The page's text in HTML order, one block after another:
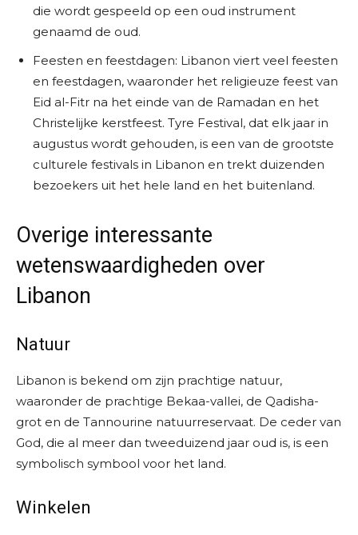
die wordt gespeeld op een oud instrument
genaamd de oud.
Feesten en feestdagen: Libanon viert veel feesten
en feestdagen, waaronder het religieuze feest van
Eid al-Fitr na het einde van de Ramadan en het
Christelijke kerstfeest. Tyre Festival, dat elk jaar in
augustus wordt gehouden, is een van de grootste
culturele festivals in Libanon en trekt duizenden
bezoekers uit het hele land en het buitenland.
Overige interessante
wetenswaardigheden over
Libanon
Natuur
Libanon is bekend om zijn prachtige natuur,
waaronder de prachtige Bekaa-vallei, de Qadisha-
grot en de Tannourine natuurreservaat. De ceder van
God, die al meer dan tweeduizend jaar oud is, is een
symbolisch symbool voor het land.
Winkelen